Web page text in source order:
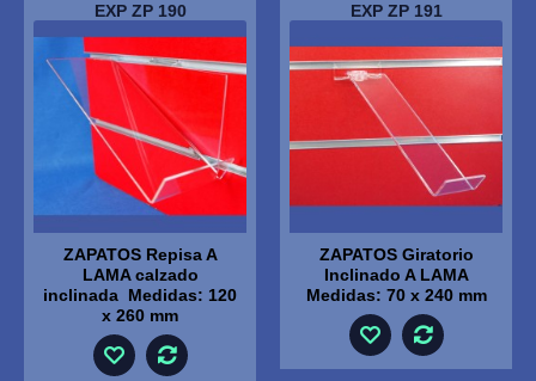
EXP ZP 190
ZAPATOS Repisa A
LAMA calzado
inclinada Medidas: 120
x 260 mm
EXP ZP 191
ZAPATOS Giratorio
Inclinado A LAMA
Medidas: 70 x 240 mm